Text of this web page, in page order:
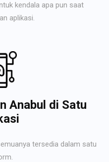
kendala apa pun saat
aplikasi.
Anabul di Satu
tersedia dalam satu